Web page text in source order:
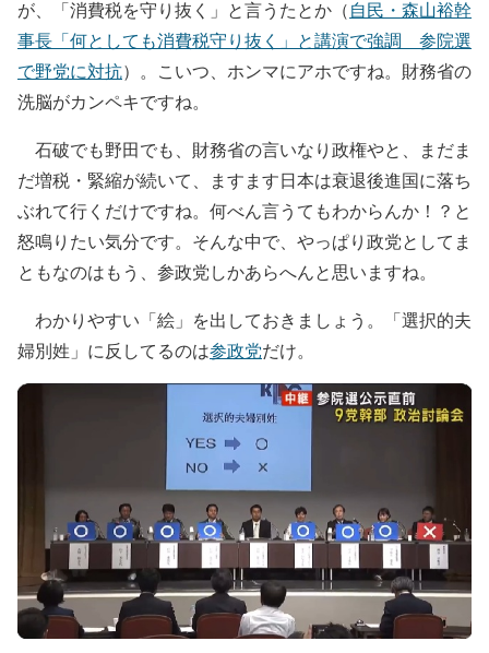
が、「消費税を守り抜く」と言うたとか（自民・森山裕幹
事長「何としても消費税守り抜く」と講演で強調 参院選
で野党に対抗）。こいつ、ホンマにアホですね。財務省の
洗脳がカンペキですね。
石破でも野田でも、財務省の言いなり政権やと、まだま
だ増税・緊縮が続いて、ますます日本は衰退後進国に落ち
ぶれて行くだけですね。何べん言うてもわからんか！？と
怒鳴りたい気分です。そんな中で、やっぱり政党としてま
ともなのはもう、参政党しかあらへんと思いますね。
わかりやすい「絵」を出しておきましょう。「選択的夫
婦別姓」に反してるのは参政党だけ。